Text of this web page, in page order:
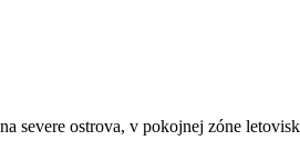
severe ostrova, v pokojnej zóne